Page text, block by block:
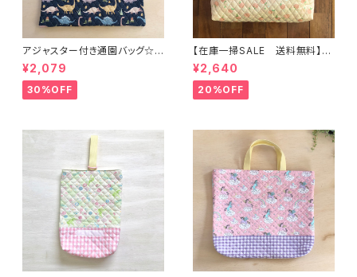
アジャスター付き通園バッグ☆3
0×43cm 【恐竜柄】 ★B. 13 男
の子 キルティング 絵本バッ
グ ダイナソー ｜通園通学用
のかわいい巾着袋や入園オーダ
¥2,079
30%OFF
【在庫一掃SALE 送料無料】通
園バッグ☆32×43マチ6cm☆
【ピーチ柄】★TB.39 幼稚園バ
ッグ トートバッグ キルティン
グ レッスンバッグ 桃 女の
a☆ほしぞら
¥2,640
20%OFF